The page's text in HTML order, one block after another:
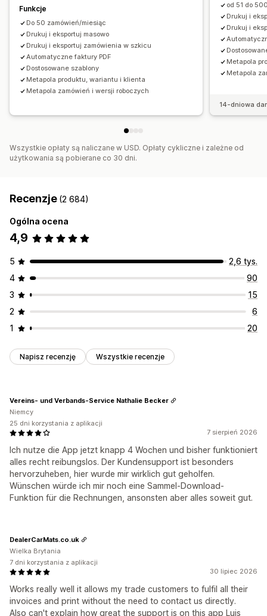
Pobieranie zbiorcze
Automatyzacja e-maili
Generowanie plików PDF
Bezpieczeństwo danych Numeracja porządkowa
Funkcje
Do 50 zamówień/miesiąc
Drukuj i eksportuj masowo
Drukuj i eksportuj zamówienia w szkicu
Automatyczne faktury PDF
Dostosowane szablony
Metapola produktu, wariantu i klienta
Metapola zamówień i wersji roboczych
od 51 do
Drukuj i
Drukuj i
Metapola
Metapola
14-dniowa
Wszystkie opłaty są naliczane w USD. Opłaty cykliczne i zależne od
użytkowania są pobierane co 30 dni.
Recenzje (2 684)
Ogólna ocena
4,9
5
2,6 tys.
4
90
3
15
2
6
1
20
Napisz recenzję Wszystkie recenzje
7 sierpień 2026
Ich nutze die App jetzt knapp 4 Wochen und bisher funktioniert
alles recht reibungslos. Der Kundensupport ist besonders
hervorzuheben, hier wurde mir wirklich gut geholfen.
Wünschen würde ich mir noch eine Sammel-Download-
Funktion für die Rechnungen, ansonsten aber alles soweit gut.
Vereins- und Verbands-Service Nathalie Becker
Niemcy
25 dni korzystania z aplikacji
30 lipiec 2026
Works really well it allows my trade customers to fulfil all their
invoices and print without the need to contact us directly.
Also can't explain how great the support is on this app Luis
DealerCarMats.co.uk
Wielka Brytania
7 dni korzystania z aplikacji